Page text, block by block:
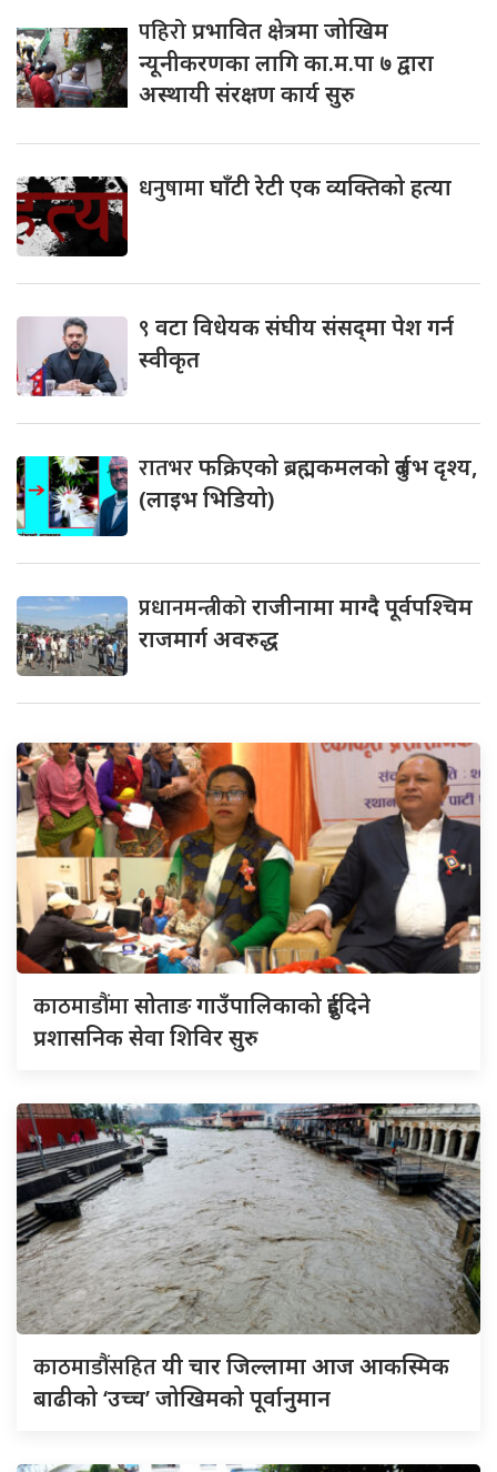
पहिरोप्रभावित क्षेत्रमा जोखिम
न्यूनीकरणका लागि का.म.पा ७ द्वारा
अस्थायी संरक्षण कार्य सुरु
धनुषामाघाँटी रेटी एक व्यक्तिको हत्या
९ वटा विधेयक संघीय संसद्‌मा पेश गर्न
स्वीकृत
रातभरफक्रिएको ब्रह्मकमलको दुर्लभ दृश्य,
(लाइभ भिडियो)
प्रधानमन्त्रीकोराजीनामा माग्दै पूर्वपश्चिम
राजमार्ग अवरुद्ध
काठमाडौंमासोताङ गाउँपालिकाको दुईदिने
प्रशासनिक सेवा शिविर सुरु
काठमाडौंसहितयी चार जिल्लामा आज आकस्मिक
बाढीको ‘उच्च’ जोखिमको पूर्वानुमान